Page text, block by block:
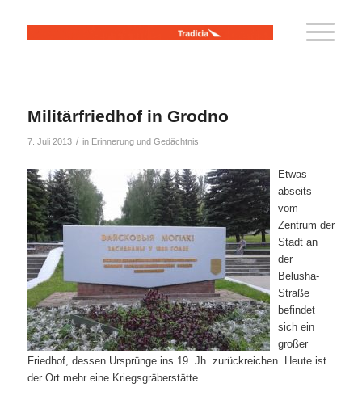
Militärfriedhof in Grodno
7. Juli 2013 / in Erinnerung und Gedächtnis
Etwas
abseits
vom
Zentrum der
Stadt an
der
Belusha-
Straße
befindet
sich ein
großer
Friedhof, dessen Ursprünge ins 19. Jh. zurückreichen. Heute ist
der Ort mehr eine Kriegsgräberstätte.